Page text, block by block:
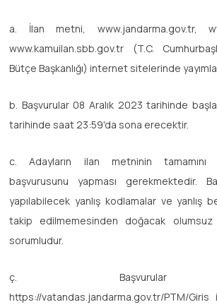
a. İlan metni, www.jandarma.gov.tr,
www.kamuilan.sbb.gov.tr (T.C.
Bütçe Başkanlığı) internet sitelerinde
b. Başvurular 08 Aralık 2023 tarihinde
tarihinde saat 23:59'da sona erecektir.
c. Adayların ilan metninin tamamını
başvurusunu yapması gerekmektedir.
yapılabilecek yanlış kodlamalar ve yanlış
takip edilmemesinden doğacak
sorumludur.
ç. Başvurular
https://vatandas.jandarma.gov.tr/PTM/